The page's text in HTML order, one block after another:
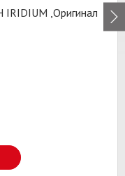
IRIDIUM ,Оригинал